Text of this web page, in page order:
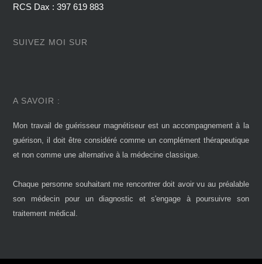
RCS Dax : 397 619 883
SUIVEZ MOI SUR
A SAVOIR :
Mon travail de guérisseur magnétiseur est un accompagnement à la
guérison, il doit être considéré comme un complément thérapeutique
et non comme une alternative à la médecine classique.
Chaque personne souhaitant me rencontrer doit avoir vu au préalable
son médecin pour un diagnostic et s'engage à poursuivre son
traitement médical.